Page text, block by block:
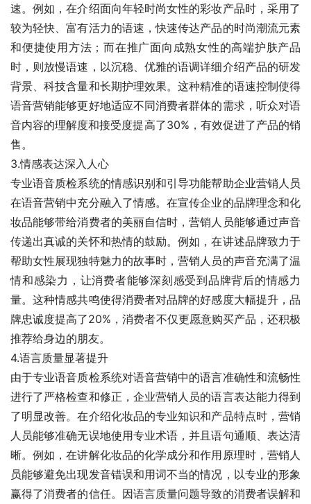
速。例如，在介绍面向年轻时尚女性的彩妆产品时，采用了
较为轻快、富有活力的语速，快速传达产品的时尚潮流元素
和便捷使用方法；而在推广面向成熟女性的高端护肤产品
时，则放慢语速，以沉稳、优雅的语调详细介绍产品的研发
背景、科技含量和长期护理效果。这种精准的语速控制使得
语音营销能够更好地适应不同消费者群体的需求，听众对语
音内容的理解度和接受度提高了30%，有效促进了产品的销
售。
3.情感表达深入人心
专业语音质检系统的情感识别和引导功能帮助企业营销人员
在语音营销中充分融入了情感。在宣传企业的品牌理念和化
妆品能够带给消费者的美丽自信时，营销人员能够通过声音
传递出真诚的关怀和热情的鼓励。例如，在讲述品牌致力于
帮助女性展现独特魅力的故事时，营销人员的声音充满了温
情和感染力，让消费者能够深刻感受到品牌背后的情感力
量。这种情感共鸣使得消费者对品牌的好感度大幅提升，品
牌忠诚度提高了20%，消费者不仅更愿意购买产品，还积极
推荐给身边的朋友。
4.语言质量显著提升
由于专业语音质检系统对语音营销中的语言准确性和流畅性
进行了严格检查和修正，企业营销人员的语言表达能力得到
了明显改善。在介绍化妆品的专业知识和产品特点时，营销
人员能够准确无误地使用专业术语，并且语句通顺、表达清
晰。例如，在讲解化妆品的化学成分和作用原理时，营销人
员能够避免出现发音错误和用词不当的情况，以专业的形象
赢得了消费者的信任。因语言质量问题导致的消费者误解和